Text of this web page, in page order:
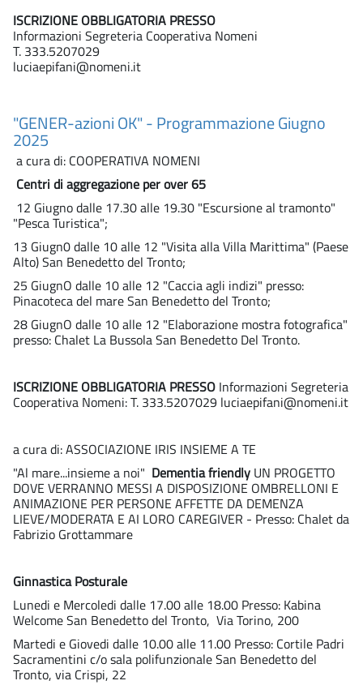
ISCRIZIONE OBBLIGATORIA PRESSO
Informazioni Segreteria Cooperativa Nomeni
T. 333.5207029
luciaepifani@nomeni.it
"GENER-azioni OK" - Programmazione Giugno
2025
a cura di: COOPERATIVA NOMENI
Centri di aggregazione per over 65
12 Giugno dalle 17.30 alle 19.30 "Escursione al tramonto"
"Pesca Turistica";
13 Giugn0 dalle 10 alle 12 "Visita alla Villa Marittima" (Paese
Alto) San Benedetto del Tronto;
25 GiugnO dalle 10 alle 12 "Caccia agli indizi" presso:
Pinacoteca del mare San Benedetto del Tronto;
28 GiugnO dalle 10 alle 12 "Elaborazione mostra fotografica"
presso: Chalet La Bussola San Benedetto Del Tronto.
ISCRIZIONE OBBLIGATORIA PRESSO Informazioni Segreteria
Cooperativa Nomeni: T. 333.5207029 luciaepifani@nomeni.it
a cura di: ASSOCIAZIONE IRIS INSIEME A TE
"Al mare...insieme a noi" Dementia friendly UN PROGETTO
DOVE VERRANNO MESSI A DISPOSIZIONE OMBRELLONI E
ANIMAZIONE PER PERSONE AFFETTE DA DEMENZA
LIEVE/MODERATA E AI LORO CAREGIVER - Presso: Chalet da
Fabrizio Grottammare
Ginnastica Posturale
Lunedi e Mercoledi dalle 17.00 alle 18.00 Presso: Kabina
Welcome San Benedetto del Tronto, Via Torino, 200
Martedi e Giovedi dalle 10.00 alle 11.00 Presso: Cortile Padri
Sacramentini c/o sala polifunzionale San Benedetto del
Tronto, via Crispi, 22